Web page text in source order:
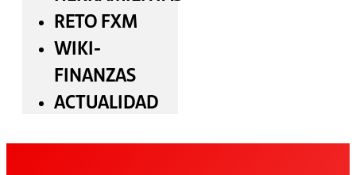
RETO FXM
WIKI-
FINANZAS
ACTUALIDAD